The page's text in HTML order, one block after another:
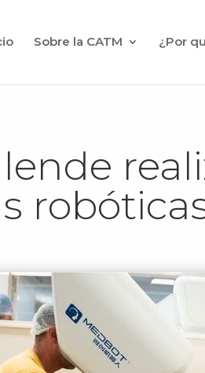
Sobre la CATM ¿Por